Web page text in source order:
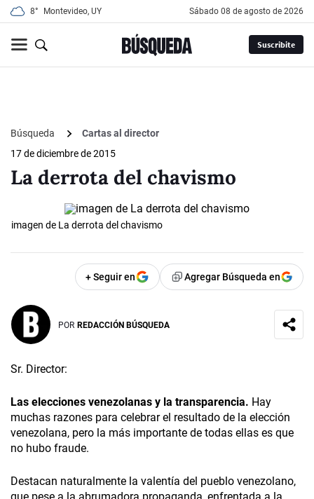
8° Montevideo, UY sábado 08 de agosto de 2026
Suscribite
Búsqueda
Cartas al director
17 de diciembre de 2015
La derrota del chavismo
imagen de La derrota del chavismo
+ Seguir en Agregar Búsqueda en
POR REDACCIÓN BÚSQUEDA
Sr. Director:
Las elecciones venezolanas y la transparencia. Hay
muchas razones para celebrar el resultado de la elección
venezolana, pero la más importante de todas ellas es que
no hubo fraude.
Destacan naturalmente la valentía del pueblo venezolano,